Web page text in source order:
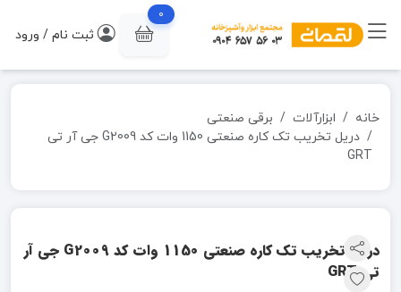
0
ثبت نام / ورود
خانه ابزارآلات
برقی صنعتی
دریل تخریب تک کاره صنعتی 1150 وات کد G2009 جی آر تی
GRT
دریل تخریب تک کاره صنعتی 1150 وات کد G2009 جی آر
تی GRT